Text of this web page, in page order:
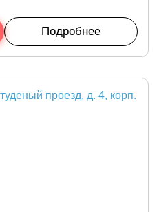
Подробнее